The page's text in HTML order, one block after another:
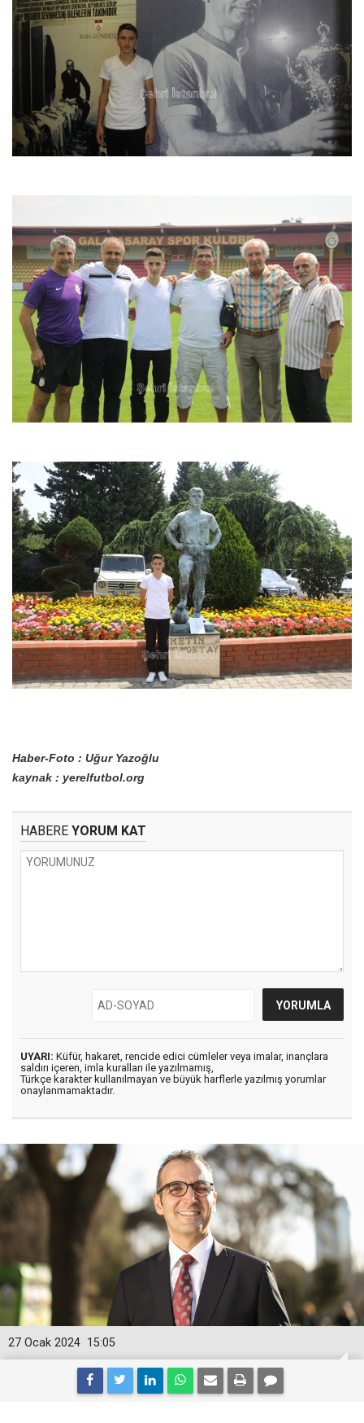
Haber-Foto : Uğur Yazoğlu
kaynak : yerelfutbol.org
HABERE YORUM KAT
UYARI: Küfür, hakaret, rencide edici cümleler veya imalar, inançlara
saldırı içeren, imla kuralları ile yazılmamış,
Türkçe karakter kullanılmayan ve büyük harflerle yazılmış yorumlar
onaylanmamaktadır.
15:05
27 Ocak 2024